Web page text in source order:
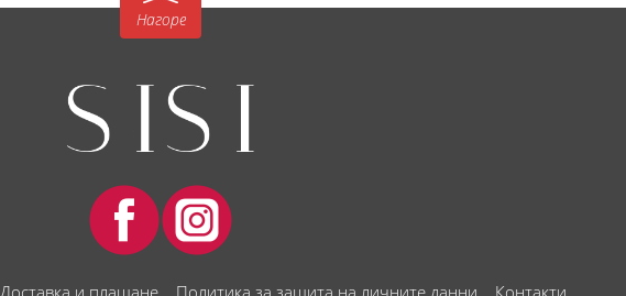
Нагоре
Доставка и плащане Политика за защита на личните данни Контакти